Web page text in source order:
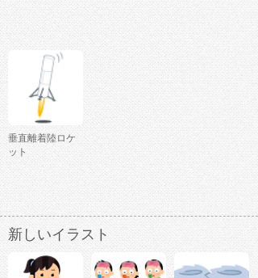
垂直離着陸ロケ
ット
新しいイラスト